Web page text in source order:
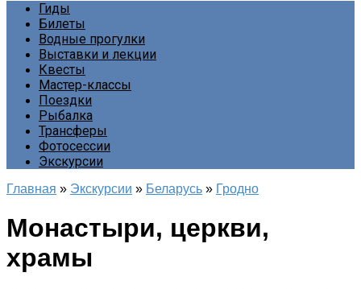
Гиды
Билеты
Водные прогулки
Выставки и лекции
Квесты
Мастер-классы
Поездки
Рыбалка
Трансферы
Фотосессии
Экскурсии
Главная » Экскурсии » Беларусь » Гродно
Монастыри, церкви,
храмы